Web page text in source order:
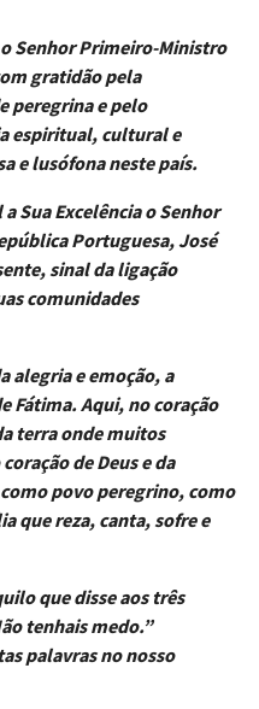
Senhor Primeiro-Ministro
gratidão pela
peregrina e pelo
espiritual, cultural e
e lusófona neste país.
Sua Excelência o Senhor
Portuguesa, José
sinal da ligação
comunidades
alegria e emoção, a
Fátima. Aqui, no coração
terra onde muitos
de Deus e da
povo peregrino, como
que reza, canta, sofre e
que disse aos três
tenhais medo.”
palavras no nosso